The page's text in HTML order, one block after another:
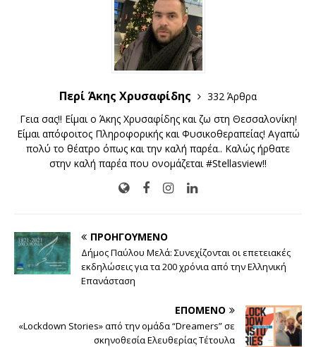
Περί Άκης Χρυσαφίδης
332 Άρθρα
Γεια σας!! Είμαι ο Άκης Χρυσαφίδης και ζω στη Θεσσαλονίκη!
Είμαι απόφοιτος Πληροφορικής και Φυσικοθεραπείας! Αγαπώ
πολύ το θέατρο όπως και την καλή παρέα.. Καλώς ήρθατε
στην καλή παρέα που ονομάζεται #Stellasview!!
ΠΡΟΗΓΟΎΜΕΝΟ
Δήμος Παύλου Μελά: Συνεχίζονται οι επετειακές
εκδηλώσεις για τα 200 χρόνια από την Ελληνική
Επανάσταση
ΕΠΌΜΕΝΟ
«Lockdown Stories» από την ομάδα “Dreamers” σε
σκηνοθεσία Ελευθερίας Τέτουλα